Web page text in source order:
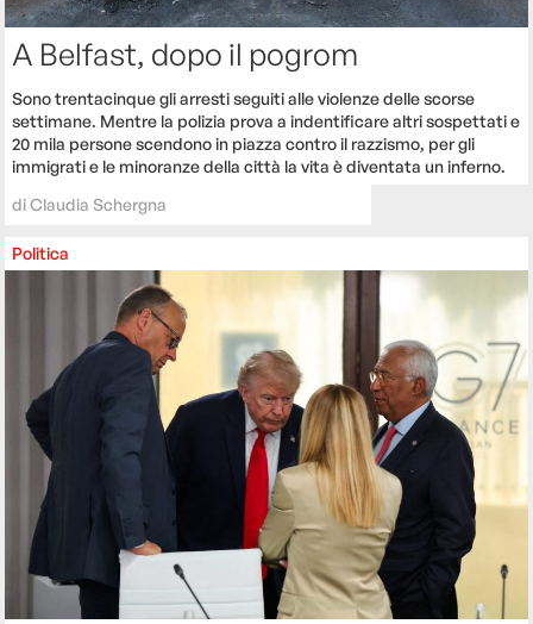
A Belfast, dopo il pogrom
Sono trentacinque gli arresti seguiti alle violenze delle scorse
settimane. Mentre la polizia prova a indentificare altri sospettati e
20 mila persone scendono in piazza contro il razzismo, per gli
immigrati e le minoranze della città la vita è diventata un inferno.
diClaudia Schergna
Politica